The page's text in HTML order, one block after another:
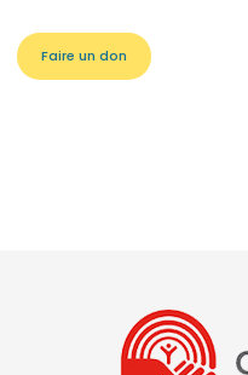
Faire un don